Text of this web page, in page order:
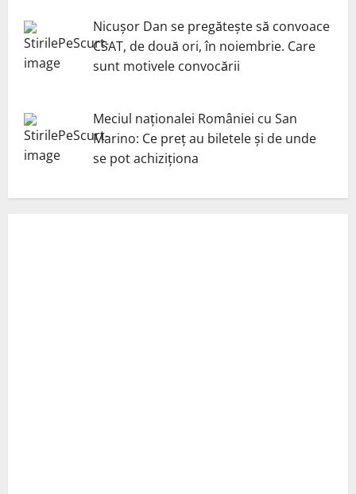
Nicuşor Dan se pregăteşte să convoace
CSAT, de două ori, în noiembrie. Care
sunt motivele convocării
Meciul naționalei României cu San
Marino: Ce preț au biletele și de unde
se pot achiziționa